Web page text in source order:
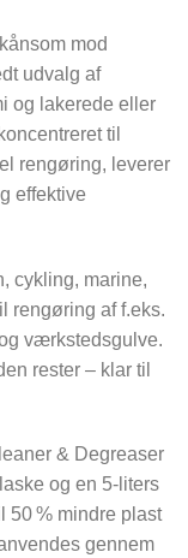
mod
udvalg af
og lakerede eller
til
rengøring, leverer
effektive
cykling, marine,
rengøring af f.eks.
værkstedsgulve.
rester – klar til
& Degreaser
og en 5-liters
50 % mindre plast
gennem